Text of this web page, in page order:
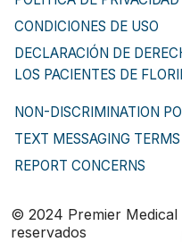
CONDICIONES DE USO
DECLARACIÓN DE
LOS PACIENTES DE
NON-DISCRIMINATION
TEXT MESSAGING
REPORT CONCERNS
© 2024 Premier
reservados